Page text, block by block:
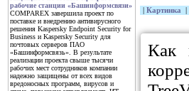
рабочие станции «Башинформсвязи»
COMPAREX завершила проект по
поставке и внедрению антивирусного
решения Kaspersky Endpoint Security for
Business и Kaspersky Security для
почтовых серверов ПАО
«Башинформсвязь». В результате
реализации проекта свыше тысячи
рабочих мест сотрудников компании
надежно защищены от всех видов
вредоносных программ, вирусов и
Картинка
Как